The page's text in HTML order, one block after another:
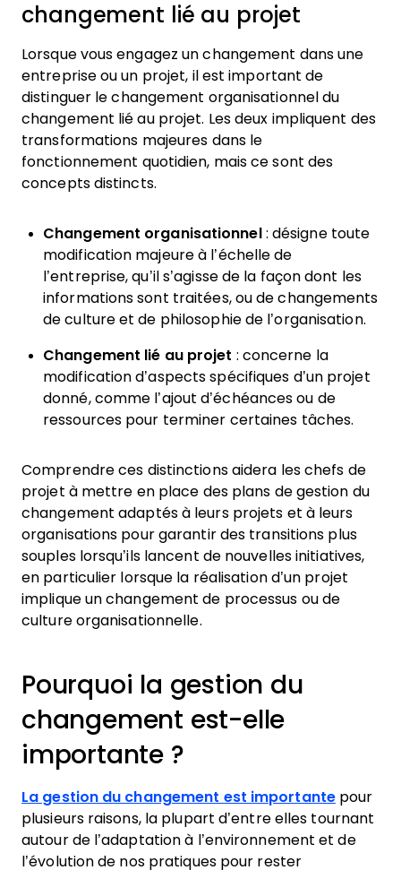
changement lié au projet
Lorsque vous engagez un changement dans une
entreprise ou un projet, il est important de
distinguer le changement organisationnel du
changement lié au projet. Les deux impliquent des
transformations majeures dans le
fonctionnement quotidien, mais ce sont des
concepts distincts.
Changement organisationnel : désigne toute
modification majeure à l’échelle de
l’entreprise, qu’il s’agisse de la façon dont les
informations sont traitées, ou de changements
de culture et de philosophie de l’organisation.
Changement lié au projet : concerne la
modification d’aspects spécifiques d’un projet
donné, comme l’ajout d’échéances ou de
ressources pour terminer certaines tâches.
Comprendre ces distinctions aidera les chefs de
projet à mettre en place des plans de gestion du
changement adaptés à leurs projets et à leurs
organisations pour garantir des transitions plus
souples lorsqu’ils lancent de nouvelles initiatives,
en particulier lorsque la réalisation d’un projet
implique un changement de processus ou de
culture organisationnelle.
Pourquoi la gestion du
changement est-elle
importante ?
La gestion du changement est importantepour
plusieurs raisons, la plupart d’entre elles tournant
autour de l’adaptation à l’environnement et de
l’évolution de nos pratiques pour rester